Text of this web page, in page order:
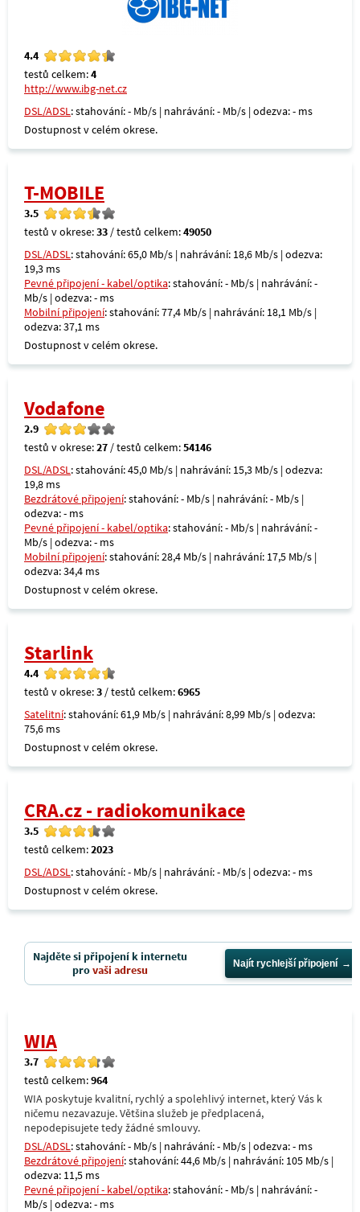
4.4
testů celkem:4
http://www.ibg-net.cz
DSL/ADSL: stahování: - Mb/s | nahrávání: - Mb/s | odezva: - ms
Dostupnost v celém okrese.
T-MOBILE
3.5
testů v okrese:33 / testů celkem:49050
DSL/ADSL: stahování: 65,0 Mb/s | nahrávání: 18,6 Mb/s | odezva:
19,3 ms
Pevné připojení - kabel/optika: stahování: - Mb/s | nahrávání: -
Mb/s | odezva: - ms
Mobilní připojení: stahování: 77,4 Mb/s | nahrávání: 18,1 Mb/s |
odezva: 37,1 ms
Dostupnost v celém okrese.
Vodafone
2.9
testů v okrese:27 / testů celkem:54146
DSL/ADSL: stahování: 45,0 Mb/s | nahrávání: 15,3 Mb/s | odezva:
19,8 ms
Bezdrátové připojení: stahování: - Mb/s | nahrávání: - Mb/s |
odezva: - ms
Pevné připojení - kabel/optika: stahování: - Mb/s | nahrávání: -
Mb/s | odezva: - ms
Mobilní připojení: stahování: 28,4 Mb/s | nahrávání: 17,5 Mb/s |
odezva: 34,4 ms
Dostupnost v celém okrese.
Starlink
4.4
testů v okrese:3 / testů celkem:6965
Satelitní: stahování: 61,9 Mb/s | nahrávání: 8,99 Mb/s | odezva:
75,6 ms
Dostupnost v celém okrese.
CRA.cz - radiokomunikace
3.5
testů celkem:2023
DSL/ADSL: stahování: - Mb/s | nahrávání: - Mb/s | odezva: - ms
Dostupnost v celém okrese.
Najděte si připojení k internetu
provaši adresu Najít rychlejší připojení
WIA
3.7
testů celkem:964
WIA poskytuje kvalitní, rychlý a spolehlivý internet, který Vás k
ničemu nezavazuje. Většina služeb je předplacená,
nepodepisujete tedy žádné smlouvy.
DSL/ADSL: stahování: - Mb/s | nahrávání: - Mb/s | odezva: - ms
Bezdrátové připojení: stahování: 44,6 Mb/s | nahrávání: 105 Mb/s |
odezva: 11,5 ms
Pevné připojení - kabel/optika: stahování: - Mb/s | nahrávání: -
Mb/s | odezva: - ms